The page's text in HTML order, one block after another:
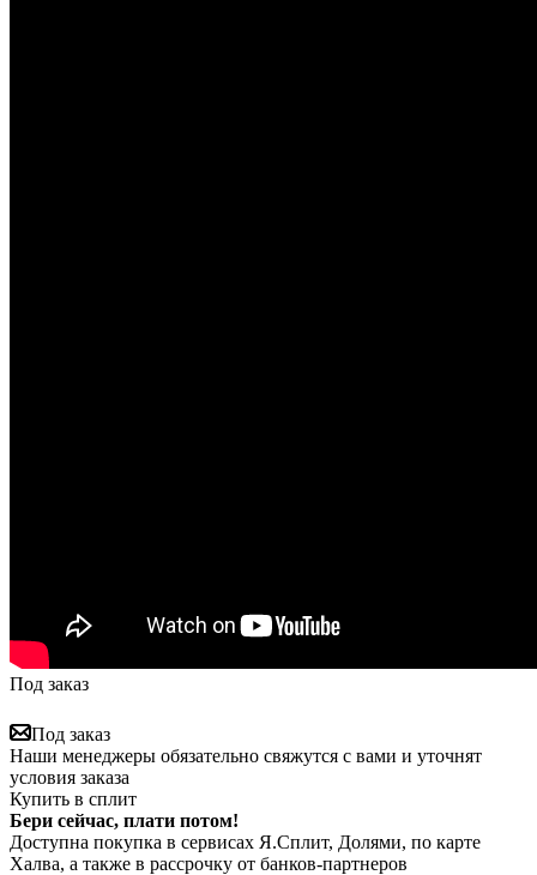
Под заказ
Под заказ
Наши менеджеры обязательно свяжутся с вами и уточнят
условия заказа
Купить в сплит
Бери сейчас, плати потом!
Доступна покупка в сервисах Я.Сплит, Долями, по карте
Халва, а также в рассрочку от банков-партнеров